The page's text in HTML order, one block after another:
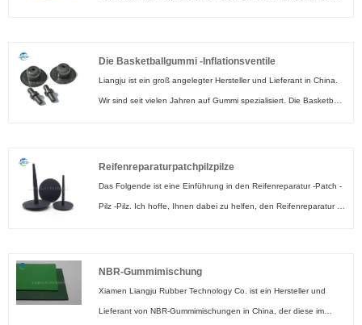
Die Basketballgummi -Inflationsventile
Liangju ist ein groß angelegter Hersteller und Lieferant in China.
Wir sind seit vielen Jahren auf Gummi spezialisiert. Die Basketball
Reifenreparaturpatchpilzpilze
Das Folgende ist eine Einführung in den Reifenreparatur -Patch -
Pilz -Pilz. Ich hoffe, Ihnen dabei zu helfen, den Reifenreparatur -
eine bessere Zukunft zu schaffen!
NBR-Gummimischung
Xiamen Liangju Rubber Technology Co. ist ein Hersteller und
Lieferant von NBR-Gummimischungen in China, der diese im